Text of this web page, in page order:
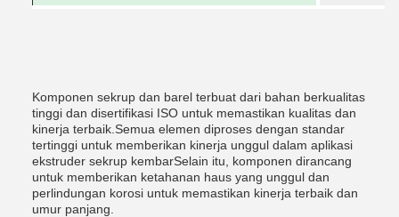
Komponen sekrup dan barel terbuat dari bahan berkualitas
tinggi dan disertifikasi ISO untuk memastikan kualitas dan
kinerja terbaik.Semua elemen diproses dengan standar
tertinggi untuk memberikan kinerja unggul dalam aplikasi
ekstruder sekrup kembarSelain itu, komponen dirancang
untuk memberikan ketahanan haus yang unggul dan
perlindungan korosi untuk memastikan kinerja terbaik dan
umur panjang.